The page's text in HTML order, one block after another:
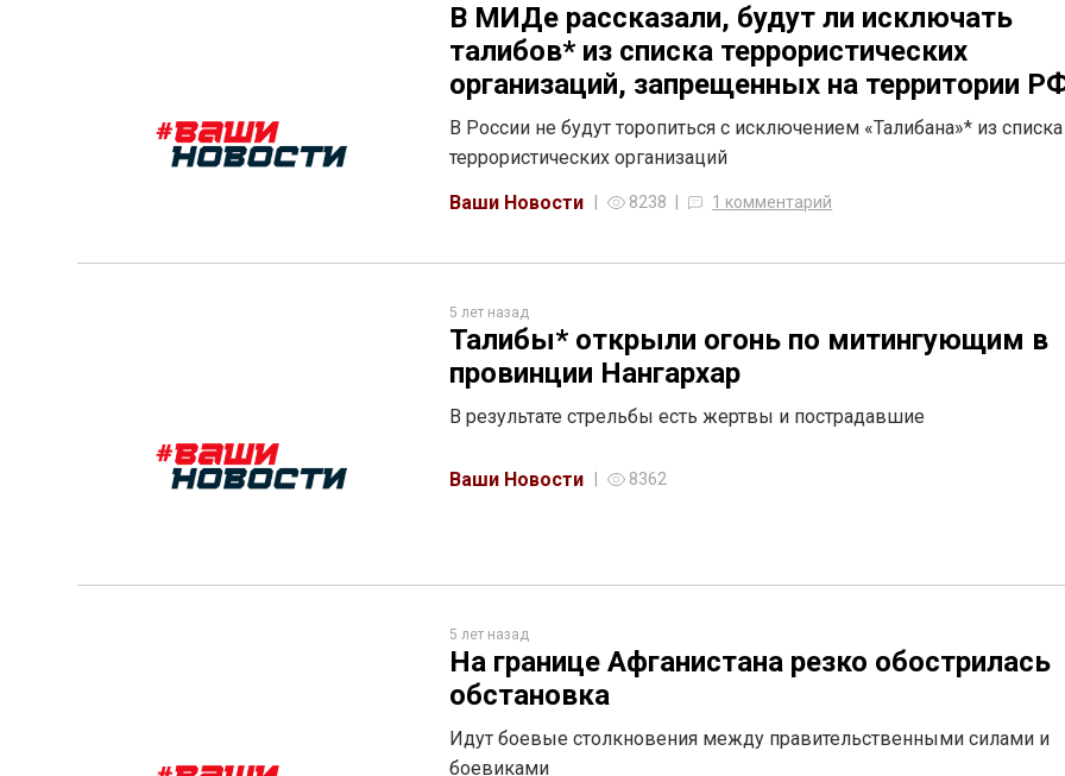
В МИДе рассказали, будут ли исключать
талибов* из списка террористических
организаций, запрещенных на территории
В России не будут торопиться с исключением «Талибана»* из списка
террористических организаций
Ваши Новости
8238 1 комментарий
5 лет назад
Талибы* открыли огонь по митингующим в
провинции Нангархар
В результате стрельбы есть жертвы и пострадавшие
Ваши Новости 8362
5 лет назад
На границе Афганистана резко обострилась
обстановка
Идут боевые столкновения между правительственными силами и
боевиками